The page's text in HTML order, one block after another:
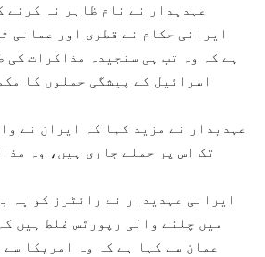
عہدیدار نے نام ظاہر نہ کرنے
ایرانی حکام نے قطری اور عمانی
ہے کہ وہ تب ہی سنجیدہ مذاکرات کی
اسرائیل کے پیشگی حملوں کا
عہدیدار نے مزید کہا کہ ایران نے
تک اس پر حملے جاری ہیں، وہ
ایرانی عہدیدار نے رائٹرز کو یہ
میں چلنے والی رپورٹس غلط ہیں
عمان سے کہا ہے کہ وہ امریکا